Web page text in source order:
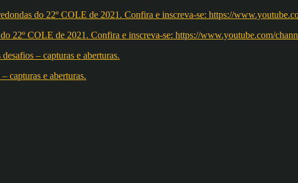
do 22º COLE de 2021. Confira e inscreva-se: https://www.youtube.com/
capturas e aberturas.